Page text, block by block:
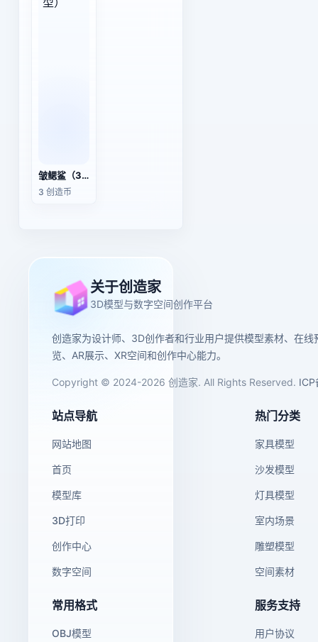
皱鳃鲨（3D动画模型）
3 创造币
关于创造家
3D模型与数字空间创作平台
创造家为设计师、3D创作者和行业用户提供模型素材、在线
览、AR展示、XR空间和创作中心能力。
Copyright © 2024-2026 创造家. All Rights Reserved. ICP
站点导航
网站地图
首页
模型库
3D打印
创作中心
数字空间
热门分类
家具模型
沙发模型
灯具模型
室内场景
雕塑模型
空间素材
常用格式
OBJ模型
服务支持
用户协议